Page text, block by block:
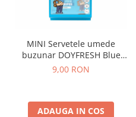
MINI Servetele umede
buzunar DOYFRESH Blue
Sensitive – 8 pachete x 8
9,00 RON
ADAUGA IN COS